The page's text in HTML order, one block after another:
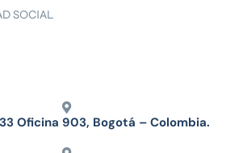
SOCIAL
Oficina 903, Bogotá – Colombia.